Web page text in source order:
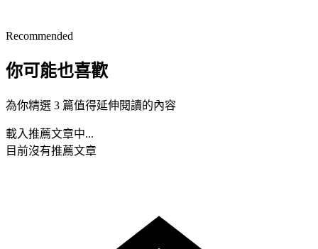
Recommended
你可能也喜歡
為你精選 3 篇值得延伸閱讀的內容
載入推薦文章中...
目前沒有推薦文章